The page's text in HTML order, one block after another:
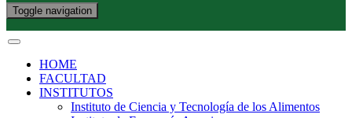
Toggle navigation
HOME
FACULTAD
INSTITUTOS
Instituto de Ciencia y Tecnología de los Alimentos